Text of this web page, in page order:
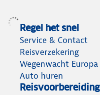
Regel het snel
Service & Contact
Reisverzekering
Wegenwacht Europa
Auto huren
Reisvoorbereiding